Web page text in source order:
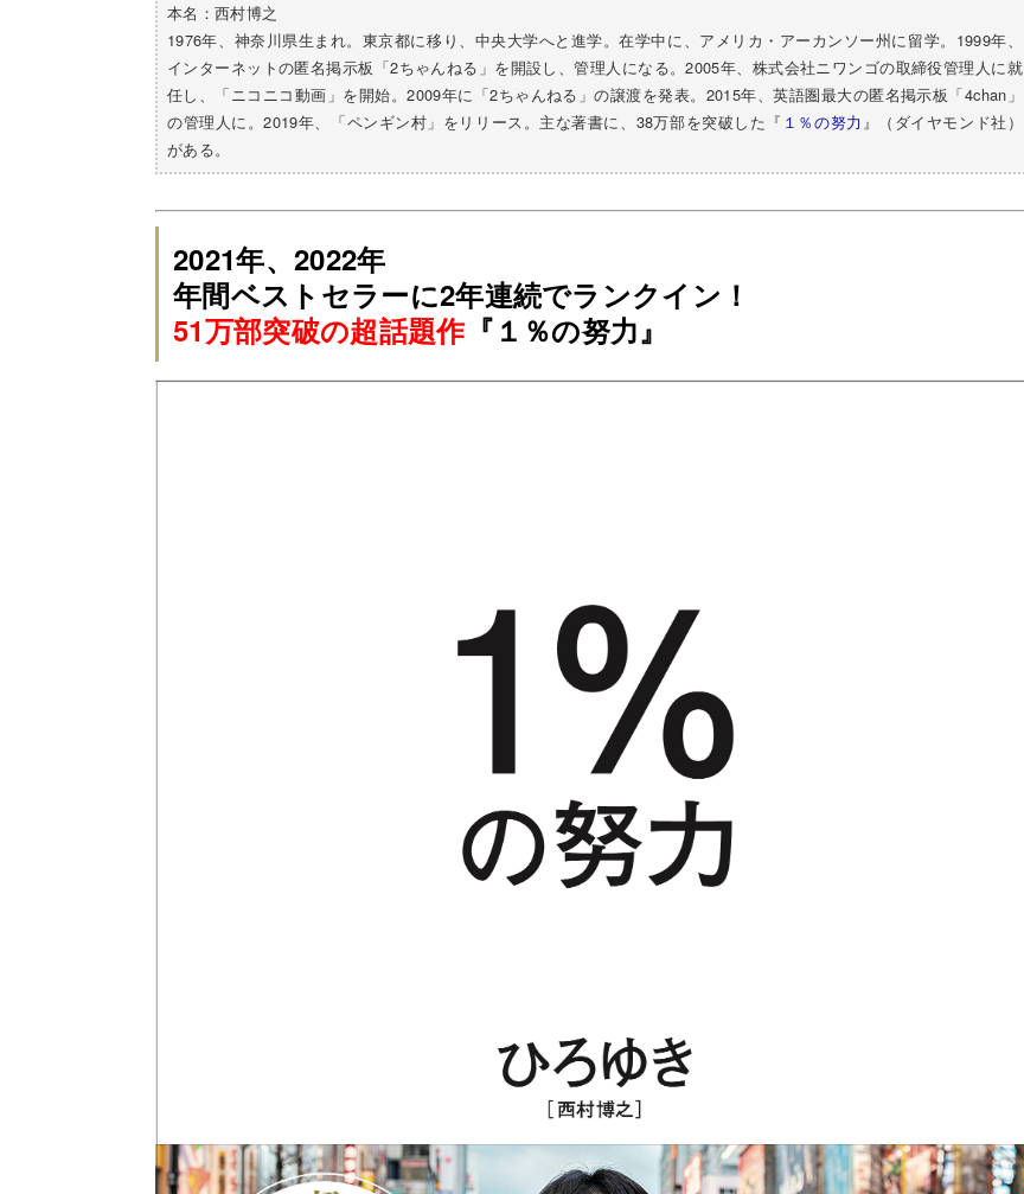
本名：西村博之
1976年、神奈川県生まれ。東京都に移り、中央大学へと進学。在学中に、アメリカ・アーカンソー州に留学。1999年、
インターネットの匿名掲示板「2ちゃんねる」を開設し、管理人になる。2005年、株式会社ニワンゴの取締役管理人に就
任し、「ニコニコ動画」を開始。2009年に「2ちゃんねる」の譲渡を発表。2015年、英語圏最大の匿名掲示板「4chan」
の管理人に。2019年、「ペンギン村」をリリース。主な著書に、38万部を突破した『 １％の努力 』（ダイヤモンド社）
がある。
2021年、2022年
年間ベストセラーに2年連続でランクイン！
51万部突破の超話題作『 １％の努力』